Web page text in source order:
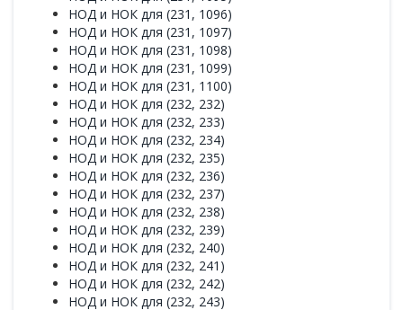
НОД и НОК для (231, 1096)
НОД и НОК для (231, 1097)
НОД и НОК для (231, 1098)
НОД и НОК для (231, 1099)
НОД и НОК для (231, 1100)
НОД и НОК для (232, 232)
НОД и НОК для (232, 233)
НОД и НОК для (232, 234)
НОД и НОК для (232, 235)
НОД и НОК для (232, 236)
НОД и НОК для (232, 237)
НОД и НОК для (232, 238)
НОД и НОК для (232, 239)
НОД и НОК для (232, 240)
НОД и НОК для (232, 241)
НОД и НОК для (232, 242)
НОД и НОК для (232, 243)